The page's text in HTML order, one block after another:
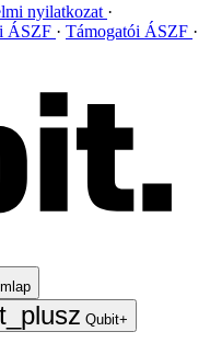
nyilatkozat
ÁSZF
Támogatói ÁSZF
Qubit+